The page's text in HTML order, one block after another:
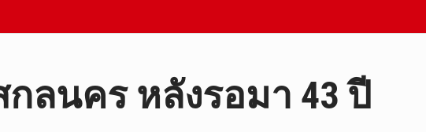
ลนคร หลังรอมา 43 ปี